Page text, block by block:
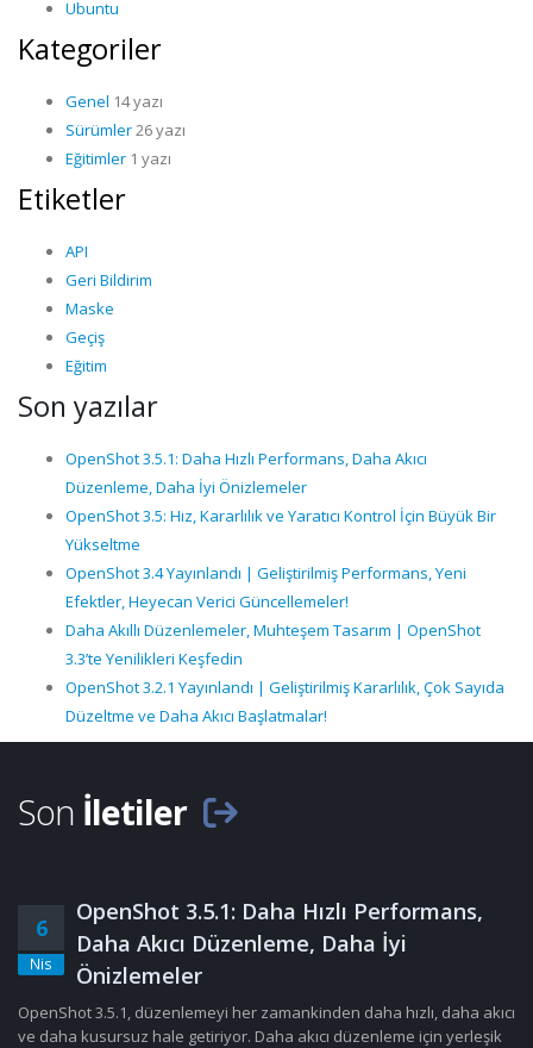
Ubuntu
Kategoriler
Genel 14 yazı
Sürümler26 yazı
Eğitimler 1 yazı
Etiketler
API
Geri Bildirim
Maske
Geçiş
Eğitim
Son yazılar
OpenShot 3.5.1: Daha Hızlı Performans, Daha Akıcı
Düzenleme, Daha İyi Önizlemeler
OpenShot 3.5: Hız, Kararlılık ve Yaratıcı Kontrol İçin Büyük Bir
Yükseltme
OpenShot 3.4 Yayınlandı | Geliştirilmiş Performans, Yeni
Efektler, Heyecan Verici Güncellemeler!
Daha Akıllı Düzenlemeler, Muhteşem Tasarım | OpenShot
3.3’te Yenilikleri Keşfedin
OpenShot 3.2.1 Yayınlandı | Geliştirilmiş Kararlılık, Çok Sayıda
Düzeltme ve Daha Akıcı Başlatmalar!
Son İletiler
6
Nis
OpenShot 3.5.1: Daha Hızlı Performans,
Daha Akıcı Düzenleme, Daha İyi
Önizlemeler
OpenShot 3.5.1, düzenlemeyi her zamankinden daha hızlı, daha akıcı
ve daha kusursuz hale getiriyor. Daha akıcı düzenleme için yerleşik